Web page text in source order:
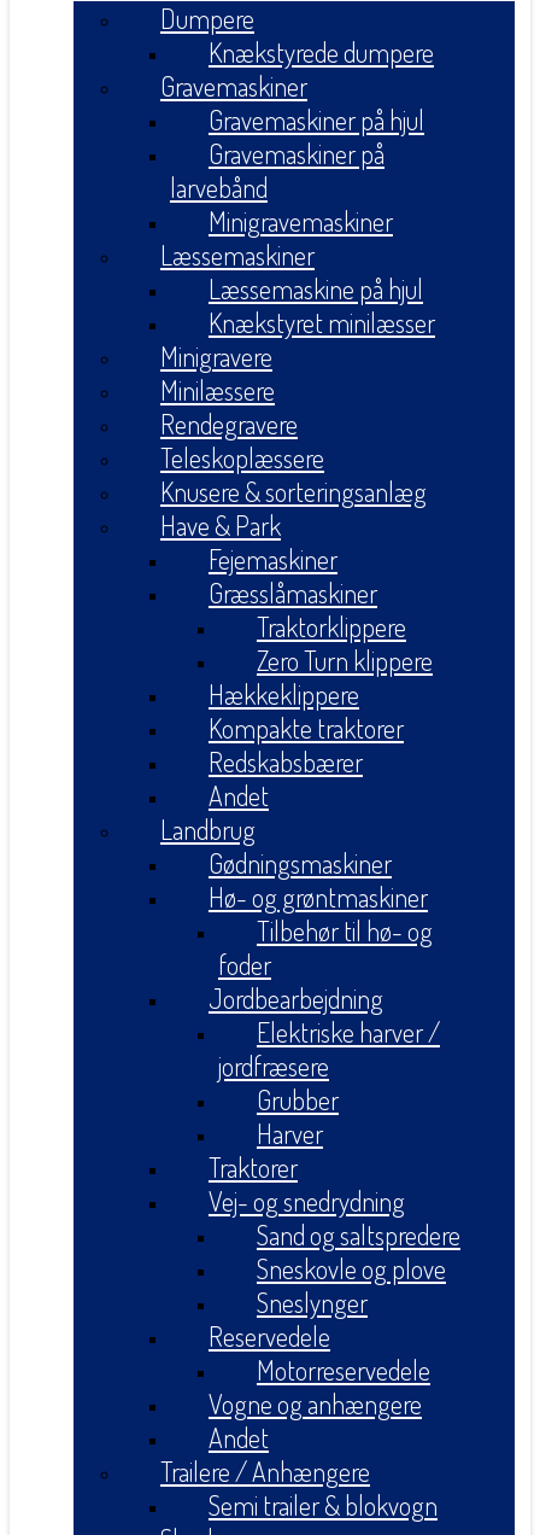
Dumpere
Knækstyrede dumpere
Gravemaskiner
Gravemaskiner på hjul
Gravemaskiner på
larvebånd
Minigravemaskiner
Læssemaskiner
Læssemaskine på hjul
Knækstyret minilæsser
Minigravere
Minilæssere
Rendegravere
Teleskoplæssere
Knusere & sorteringsanlæg
Have & Park
Fejemaskiner
Græsslåmaskiner
Traktorklippere
Zero Turn klippere
Hækkeklippere
Kompakte traktorer
Redskabsbærer
Andet
Landbrug
Gødningsmaskiner
Hø- og grøntmaskiner
Tilbehør til hø- og
foder
Jordbearbejdning
Elektriske harver /
jordfræsere
Grubber
Harver
Traktorer
Vej- og snedrydning
Sand og saltspredere
Sneskovle og plove
Sneslynger
Reservedele
Motorreservedele
Vogne og anhængere
Andet
Trailere / Anhængere
Semi trailer & blokvogn